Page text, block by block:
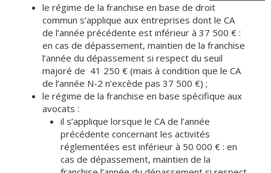
le régime de la franchise en base de droit
commun s’applique aux entreprises dont le CA
de l’année précédente est inférieur à 37 500 € :
en cas de dépassement, maintien de la franchise
l’année du dépassement si respect du seuil
majoré de 41 250 € (mais à condition que le CA
de l’année N-2 n’excède pas 37 500 €) ;
le régime de la franchise en base spécifique aux
avocats :
il s’applique lorsque le CA de l’année
précédente concernant les activités
réglementées est inférieur à 50 000 € : en
cas de dépassement, maintien de la